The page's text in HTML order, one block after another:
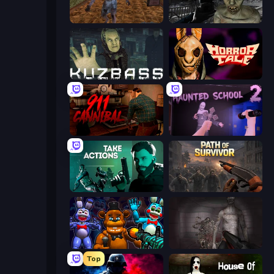
Creepy Granny Scream: Scary Freddy C-Virus Game: Outbreak
Kuzbass Horror Horror Tale
911: Cannibal Haunted School 2
Take Actions Path of Survivor
FNaF Shooter
Top